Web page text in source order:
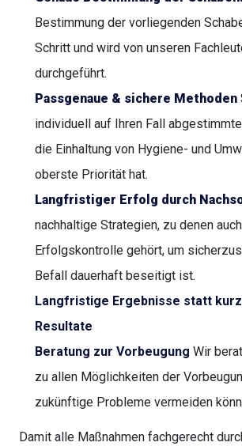
Bestimmung der vorliegenden
Schritt und wird von unseren
durchgeführt.
Passgenaue & sichere Methoden
individuell auf Ihren Fall
die Einhaltung von Hygiene- und
oberste Priorität hat.
Langfristiger Erfolg durch
nachhaltige Strategien, zu denen
Erfolgskontrolle gehört, um
Befall dauerhaft beseitigt ist.
Langfristige Ergebnisse statt
Resultate
Beratung zur Vorbeugung Wir
zu allen Möglichkeiten der
zukünftige Probleme vermeiden
Damit alle Maßnahmen fachgerecht